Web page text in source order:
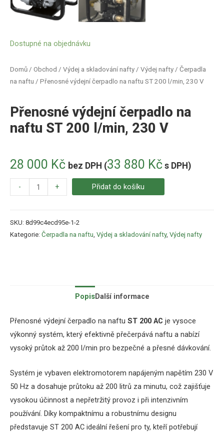
Domů / Obchod / Výdej a skladování nafty / Výdej nafty / Čerpadla
na naftu / Přenosné výdejní čerpadlo na naftu ST 200 l/min, 230 V
Přenosné výdejní čerpadlo na
naftu ST 200 l/min, 230 V
28 000 Kč bez DPH (33 880 Kč s DPH)
Dostupné na objednávku
- + Přidat do košíku
SKU: 8d99c4ecd95e-1-2
Kategorie: Čerpadla na naftu Výdej a skladování nafty, Výdej nafty
PopisDalší informace
Přenosné výdejní čerpadlo na naftu ST 200 AC je vysoce
výkonný systém, který efektivně přečerpává naftu a nabízí
vysoký průtok až 200 l/min pro bezpečné a přesné dávkování.
Systém je vybaven elektromotorem napájeným napětím 230 V
50 Hz a dosahuje průtoku až 200 litrů za minutu, což zajišťuje
vysokou účinnost a nepřetržitý provoz i při intenzivním
používání. Díky kompaktnímu a robustnímu designu
představuje ST 200 AC ideální řešení pro ty, kteří potřebují